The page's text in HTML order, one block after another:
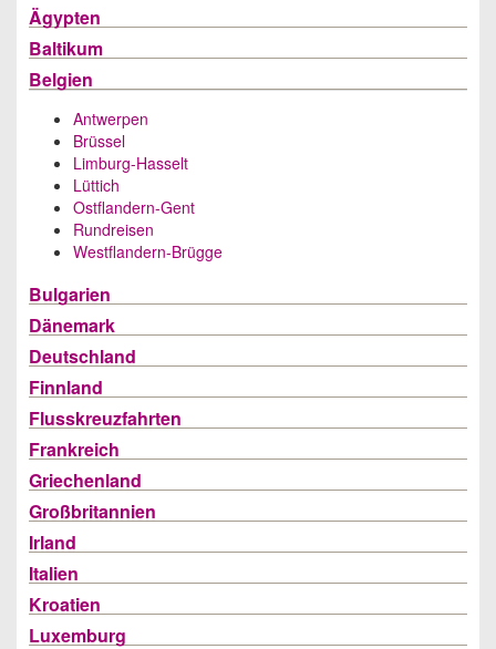
Ägypten
Baltikum
Belgien
Antwerpen
Brüssel
Limburg-Hasselt
Lüttich
Ostflandern-Gent
Rundreisen
Westflandern-Brügge
Bulgarien
Dänemark
Deutschland
Finnland
Flusskreuzfahrten
Frankreich
Griechenland
Großbritannien
Irland
Italien
Kroatien
Luxemburg